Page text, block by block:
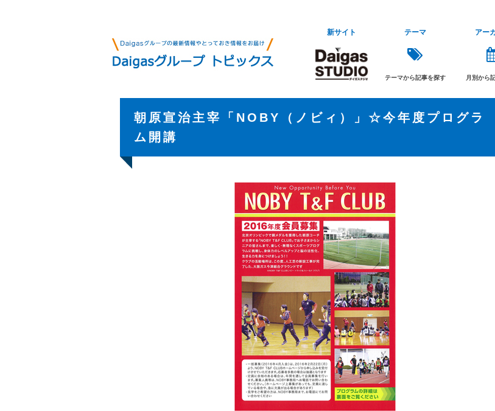
新サイト テーマ
テーマから記事を探す
アー
月別から
朝原宣治主宰「NOBY（ノビィ）」☆今年度プログラ
ム開講